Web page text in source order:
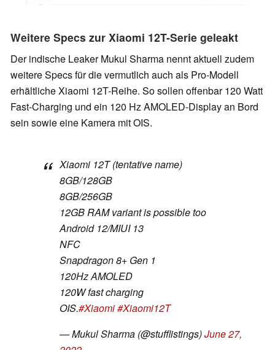
Weitere Specs zur Xiaomi 12T-Serie geleakt
Der indische Leaker Mukul Sharma nennt aktuell zudem
weitere Specs für die vermutlich auch als Pro-Modell
erhältliche Xiaomi 12T-Reihe. So sollen offenbar 120 Watt
Fast-Charging und ein 120 Hz AMOLED-Display an Bord
sein sowie eine Kamera mit OIS.
Xiaomi 12T (tentative name)
8GB/128GB
8GB/256GB
12GB RAM variant is possible too
Android 12/MIUI 13
NFC
Snapdragon 8+ Gen 1
120Hz AMOLED
120W fast charging
OIS.#Xiaomi#Xiaomi12T
— Mukul Sharma (@stufflistings)June 27,